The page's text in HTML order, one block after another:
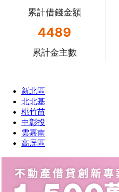
累計借錢金額
4489
累計金主數